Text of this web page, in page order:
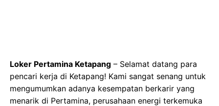
Loker Pertamina Ketapang – Selamat datang para
pencari kerja di Ketapang! Kami sangat senang untuk
mengumumkan adanya kesempatan berkarir yang
menarik di Pertamina, perusahaan energi terkemuka